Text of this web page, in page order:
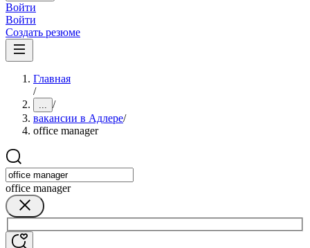
Войти
Войти
Создать резюме
Главная
/
... /
вакансии в Адлере/
office manager
office manager